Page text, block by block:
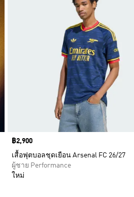
Price
฿2,900
เสื้อฟุตบอลชุดเยือน Arsenal FC 26/27
ผู้ชาย Performance
ใหม่